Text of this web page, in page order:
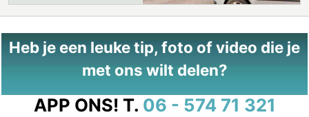
Heb je een leuke tip, foto of video die je
met ons wilt delen?
APP ONS! T. 06 - 574 71 321